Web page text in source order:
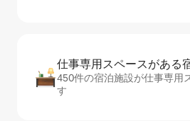
仕事専用ス⁠ペ⁠ー⁠スがあ⁠る
450件の宿泊施設が仕事専用
す